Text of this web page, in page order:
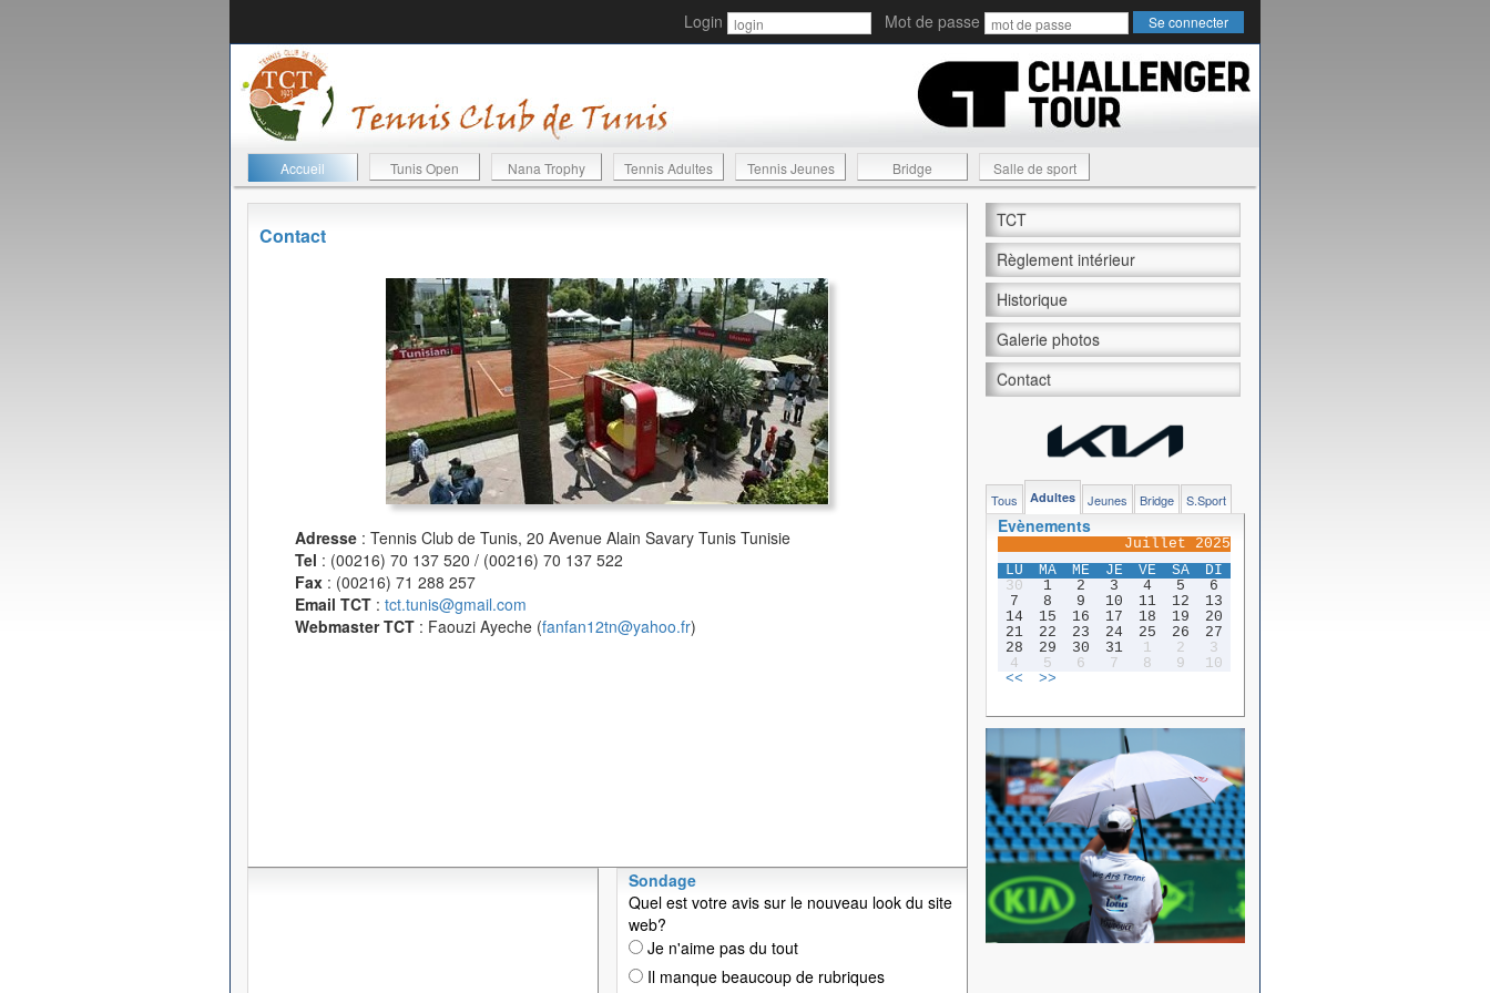
Login Mot de passe
Accueil Tunis Open Nana Trophy Tennis Adultes Tennis Jeunes Bridge Salle de sport
Contact
Adresse : Tennis Club de Tunis, 20 Avenue Alain Savary Tunis Tunisie
Tel : (00216) 70 137 520 / (00216) 70 137 522
Fax : (00216) 71 288 257
Email TCT : tct.tunis@gmail.com
Webmaster TCT : Faouzi Ayeche (fanfan12tn@yahoo.fr)
Sondage
Quel est votre avis sur le nouveau look du site
web?
Je n'aime pas du tout
Il manque beaucoup de rubriques
TCT
Règlement intérieur
Historique
Galerie photos
Contact
Tous Adultes Jeunes Bridge S.Sport
Evènements
Juillet 2025
LU
MA ME JE VE SA
DI
30
1 2 3 4 5
6
7
8 9 10 11 12
13
14
15 16 17 18 19
20
21
22 23 24 25 26
27
28
29 30 31 1 2
3
4
5 6 7 8 9
10
<<
>>